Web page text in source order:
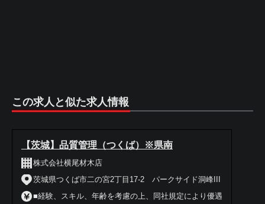
この求人と似た求人情報
【茨城】品質管理（つくば）※県南
株式会社横尾材木店
茨城県つくば市二の宮2丁目17-2 パークサイド洞峰III
■経験、スキル、年齢を考慮の上、同社規定により優遇